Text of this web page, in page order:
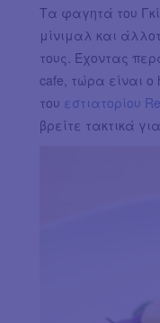
Τα φαγητά του
μίνιμαλ και
τους. Έχοντας
cafe, τώρα είναι ο
του εστιατορίου
βρείτε τακτικά